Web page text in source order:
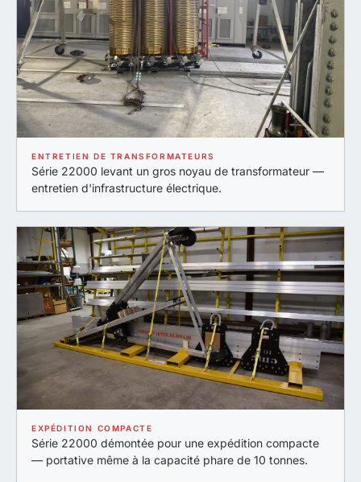
ENTRETIEN DE TRANSFORMATEURS
Série 22000 levant un gros noyau de transformateur —
entretien d'infrastructure électrique.
EXPÉDITION COMPACTE
Série 22000 démontée pour une expédition compacte
— portative même à la capacité phare de 10 tonnes.